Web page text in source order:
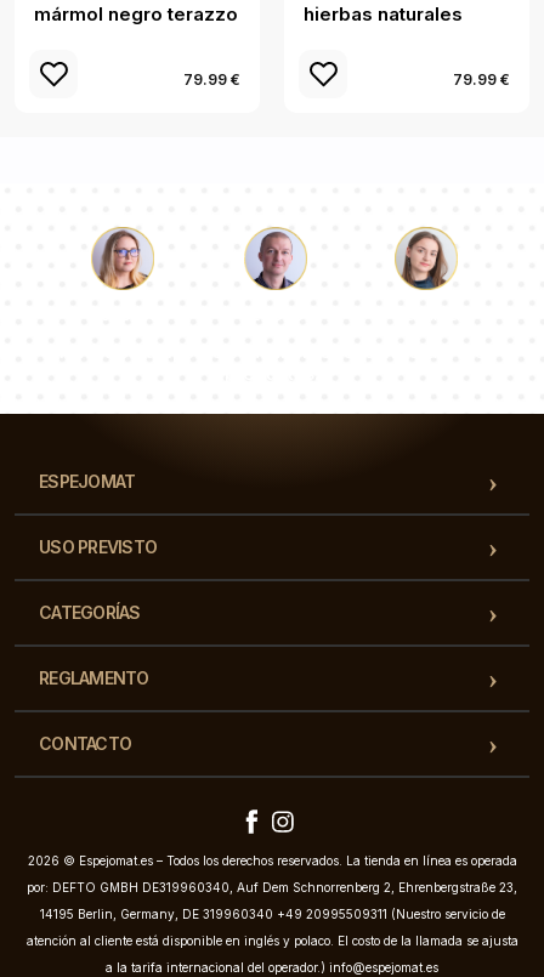
mármol negro terazzo
79.99 €
hierbas naturales
79.99 €
ESPEJOMAT
USO PREVISTO
CATEGORÍAS
REGLAMENTO
CONTACTO
2026 © Espejomat.es – Todos los derechos reservados. La tienda en línea es operada
por: DEFTO GMBH DE319960340, Auf Dem Schnorrenberg 2, Ehrenbergstraße 23,
14195 Berlin, Germany, DE 319960340 +49 20995509311 (Nuestro servicio de
atención al cliente está disponible en inglés y polaco. El costo de la llamada se ajusta
a la tarifa internacional del operador.) info@espejomat.es